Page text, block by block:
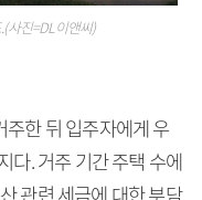
사진=DL이앤씨)
한 뒤 입주자에게 우
다. 거주 기간 주택 수에